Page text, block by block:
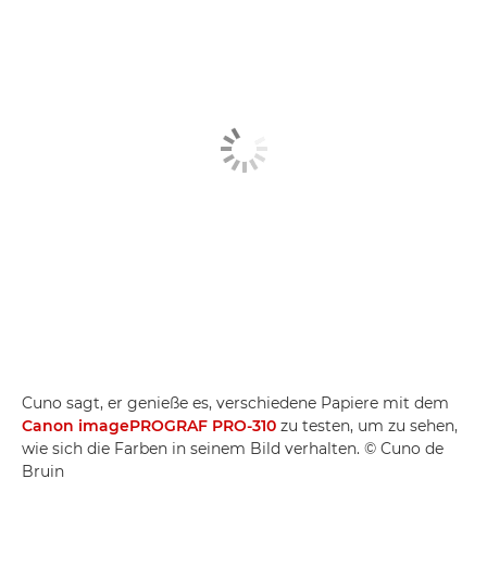
Cuno sagt, er genieße es, verschiedene Papiere mit dem
Canon imagePROGRAF PRO-310 zu testen, um zu sehen,
wie sich die Farben in seinem Bild verhalten. © Cuno de
Bruin